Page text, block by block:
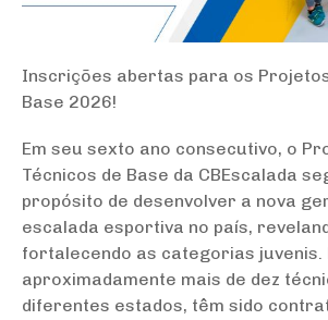
Inscrições abertas para os
Base 2026!
Em seu sexto ano consecutivo, o
Técnicos de Base da CBEscalada
propósito de desenvolver a nova
escalada esportiva no país,
fortalecendo as categorias juvenis.
aproximadamente mais de dez
diferentes estados, têm sido